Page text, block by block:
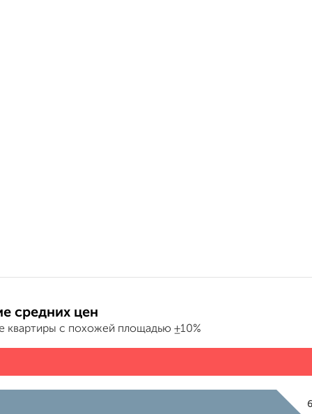
средних цен
квартиры с похожей площадью ±10%